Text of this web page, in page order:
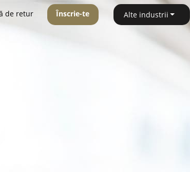
de retur Înscrie-te Alte industrii